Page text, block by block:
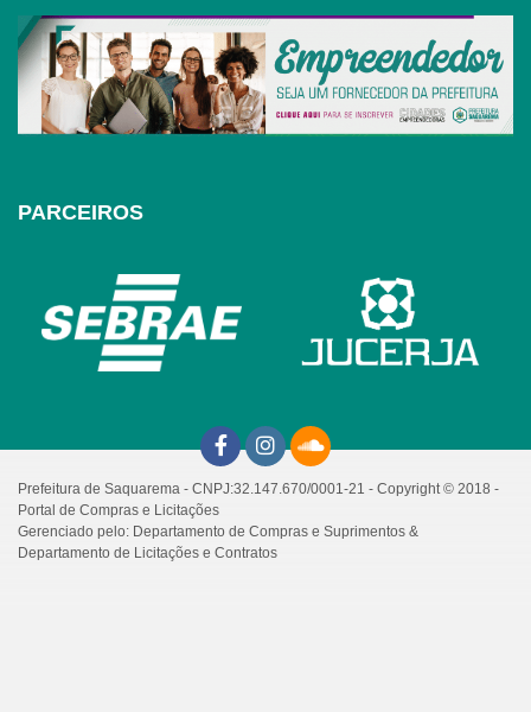
PARCEIROS
Prefeitura de Saquarema - CNPJ:32.147.670/0001-21 - Copyright © 2018 -
Portal de Compras e Licitações
Gerenciado pelo: Departamento de Compras e Suprimentos &
Departamento de Licitações e Contratos